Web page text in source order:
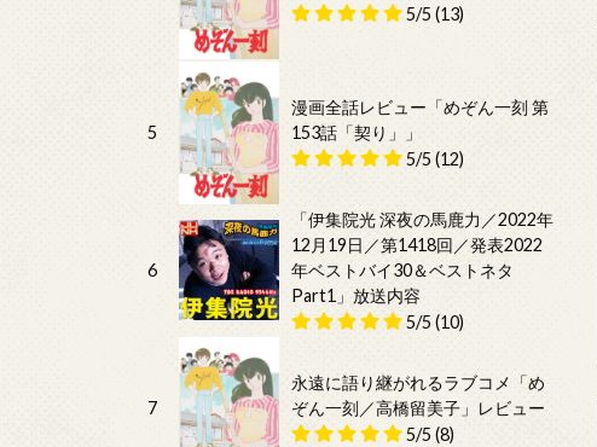
5/5 (13)
5
漫画全話レビュー「めぞん一刻 第
153話「契り」」
5/5 (12)
6
「伊集院光 深夜の馬鹿力／2022年
12月19日／第1418回／発表2022
年ベストバイ30＆ベストネタ
Part1」放送内容
5/5 (10)
7
永遠に語り継がれるラブコメ「め
ぞん一刻／高橋留美子」レビュー
5/5 (8)